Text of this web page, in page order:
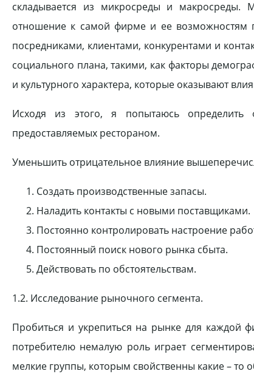
складывается из микросреды и макросреды.
отношение к самой фирме и ее возможностям
посредниками, клиентами, конкурентами и
социального плана, такими, как факторы
и культурного характера, которые оказывают
Исходя из этого, я попытаюсь
предоставляемых рестораном.
Уменьшить отрицательное влияние
Создать производственные запасы.
Наладить контакты с новыми поставщиками.
Постоянно контролировать настроение
Постоянный поиск нового рынка сбыта.
Действовать по обстоятельствам.
1.2. Исследование рыночного сегмента.
Пробиться и укрепиться на рынке для каждой
потребителю немалую роль играет
мелкие группы, которым свойственны какие – то